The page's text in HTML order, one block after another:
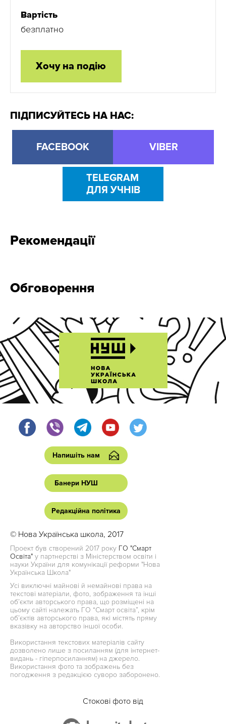
Вартість
безплатно
Хочу на подію
ПІДПИСУЙТЕСЬ НА НАС:
FACEBOOK VIBER
TELEGRAM
ДЛЯ УЧНІВ
Рекомендації
Обговорення
Напишіть нам
Банери НУШ
Редакційна політика
© Нова Українська школа, 2017
Проект був створений 2017 року ГО "Смарт
Освіта" у партнерстві з Міністерством освіти і
науки України для комунікації реформи "Нова
Українська Школа"
Усі виключні майнові й немайнові права на
текстові матеріали, фото, зображення та інші
об’єкти авторського права, що розміщені на
цьому сайті належать ГО “Смарт освіта”, крім
об’єктів авторського права, які містять пряму
вказівку на авторство іншої особи.
Використання текстових матеріалів сайту
дозволено лише з посиланням (для інтернет-
видань - гіперпосиланням) на джерело.
Використання фото та зображень без
погодження з редакцією суворо заборонено.
Стокові фото від